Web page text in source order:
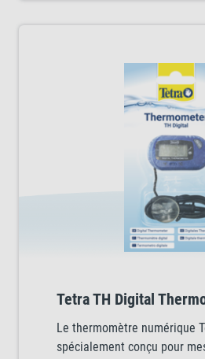
Tetra TH Digital
Le thermomètre numérique
spécialement conçu pour